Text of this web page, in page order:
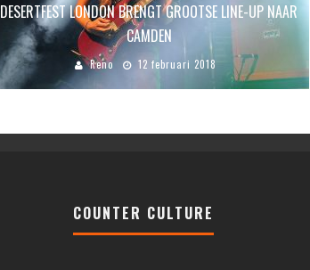
DESERTFEST LONDON BRENGT GROOTSE LINE-UP NAAR
CAMDEN
Reno 12 februari 2018
COUNTER CULTURE